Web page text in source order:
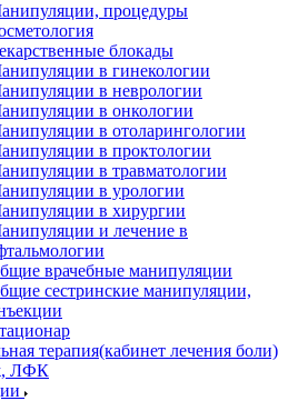
процедуры
блокады
в гинекологии
в неврологии
в онкологии
в отоларингологии
в проктологии
в травматологии
в урологии
в хирургии
и лечение в
врачебные манипуляции
сестринские манипуляции,
терапия(кабинет лечения боли)
ЛФК